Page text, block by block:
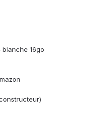
blanche 16go